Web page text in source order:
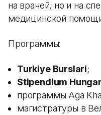
на врачей, но и на
медицинской
Программы:
Turkiye Burslari;
Stipendium
программы Aga
магистратуры в